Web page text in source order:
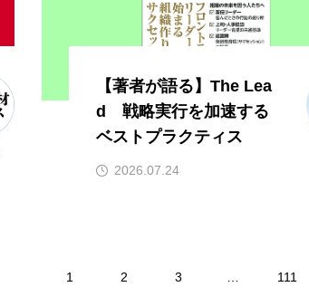
【著者が語る】The Lea
d 戦略実行を加速する
ベストプラクティス
2026.07.24
1 2 3 … 111